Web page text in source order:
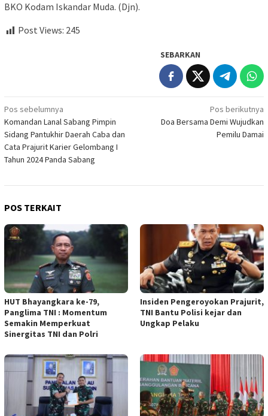
BKO Kodam Iskandar Muda. (Djn).
Post Views: 245
SEBARKAN
Navigasi
pos
Pos sebelumnya
Komandan Lanal Sabang Pimpin
Sidang Pantukhir Daerah Caba dan
Cata Prajurit Karier Gelombang I
Tahun 2024 Panda Sabang
Pos berikutnya
Doa Bersama Demi Wujudkan
Pemilu Damai
POS TERKAIT
HUT Bhayangkara ke-79,
Panglima TNI : Momentum
Semakin Memperkuat
Sinergitas TNI dan Polri
Insiden Pengeroyokan Prajurit,
TNI Bantu Polisi kejar dan
Ungkap Pelaku